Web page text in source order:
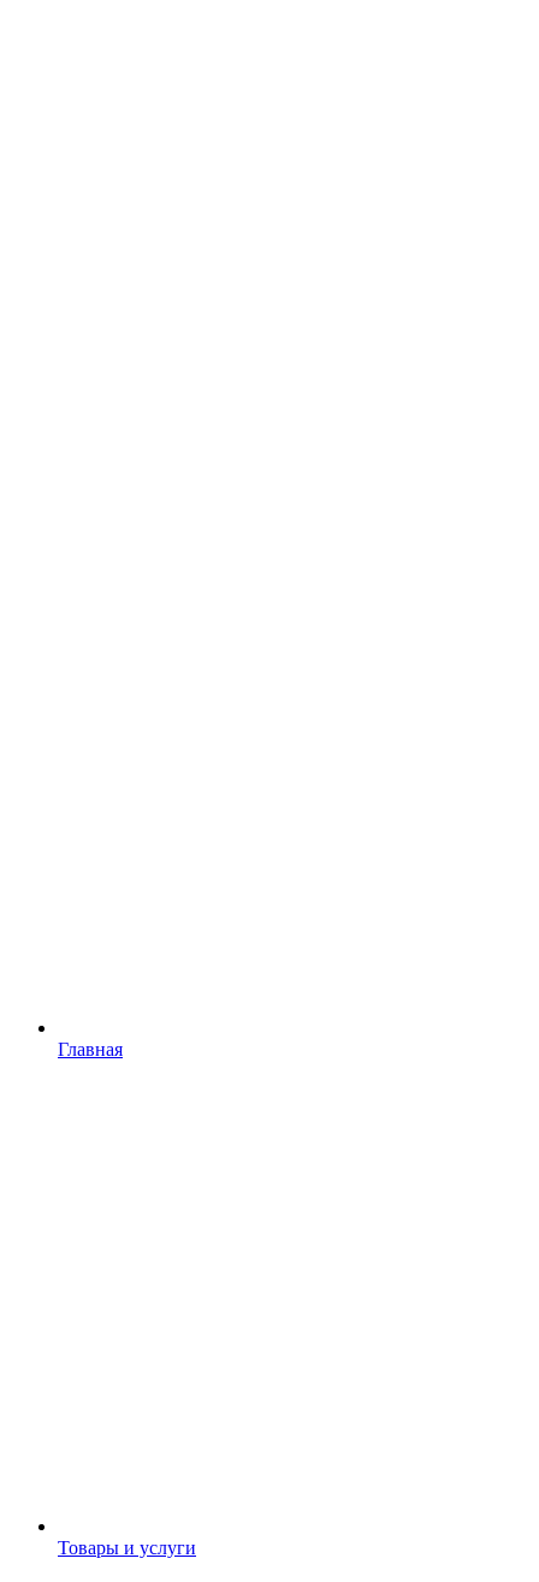
Главная
Товары и услуги